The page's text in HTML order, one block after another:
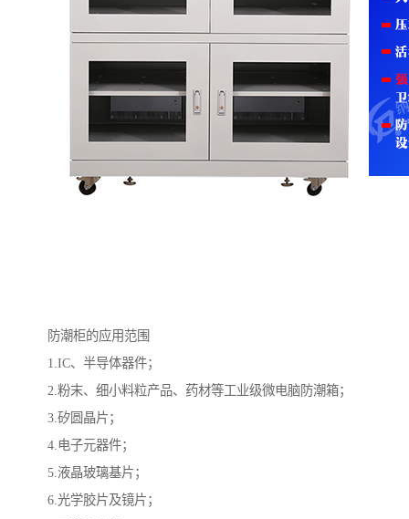
防潮柜的应用范围
1.IC、半导体器件；
2.粉末、细小料粒产品、药材等工业级微电脑防潮箱；
3.矽圆晶片；
4.电子元器件；
5.液晶玻璃基片；
6.光学胶片及镜片；